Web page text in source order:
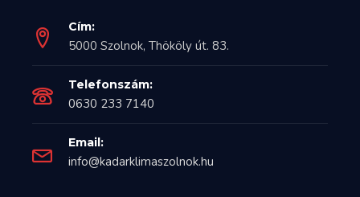
Cím:
5000 Szolnok, Thököly út. 83.
Telefonszám:
0630 233 7140
Email:
info@kadarklimaszolnok.hu